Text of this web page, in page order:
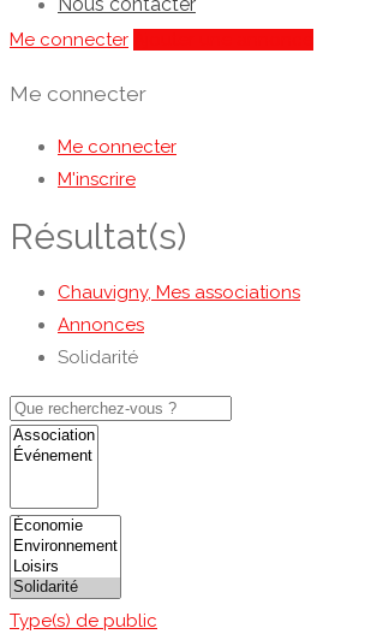
Me connecter
Me connecter
Me connecter
M'inscrire
Résultat(s)
Chauvigny, Mes associations
Annonces
Solidarité
Type(s) de public